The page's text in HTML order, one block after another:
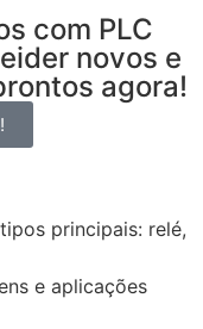
com PLC
novos e
agora!
principais: relé,
e aplicações